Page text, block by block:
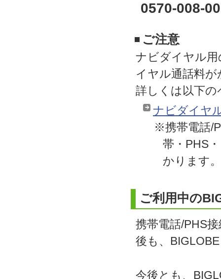
0570-008-
ご注意
ナビダイヤル
イヤル通話料
詳しくは以下
ナビダイヤ
※携帯電話/
帯・PHS
かります。
ご利用中の
携帯電話/PHS
後も、
今後とも、